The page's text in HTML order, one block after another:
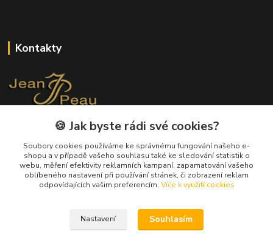
Kontakty
+420 733 562 259
info@jeanpeau.cz
Upravit sběr cookies.
🍪 Jak byste rádi své cookies?
Soubory cookies používáme ke správnému fungování našeho e-
shopu a v případě vašeho souhlasu také ke sledování statistik o
webu, měření efektivity reklamních kampaní, zapamatování vašeho
oblíbeného nastavení při používání stránek, či zobrazení reklam
odpovídajících vašim preferencím. Více k využití cookies
Nastavení Souhlasím